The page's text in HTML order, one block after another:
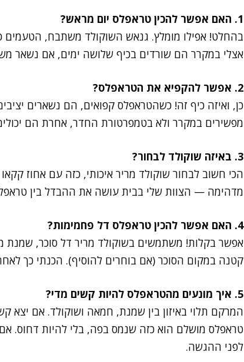
1. האם אפשר להכין טראפלס יום מראש?
בהחלט! אפילו מומלץ. גנאש השוקולד משתבח, הטעמים
אצלי במקרר הם שורדים בכיף שלושה ימים, אם נשאר
2. אפשר להקפיא את הטראפלס?
כן, ואיזה כיף זה! כשהטראפלס קפואים, הם נשארים
מפשירים במקרר ולא בטמפרטורת החדר, אחרת הם
3. באיזה שוקולד לבחור?
מדהימה — הצוות שלי בבית עושה את ההבדל בין
4. האם אפשר להכין טראפלס דל פחמימות?
קטנה במקום הסוכר (אם בוחרים להוסיף). הכנתי כך
5. איך מונעים מהטראפלס להיות קשים מדי?
המרקם תלוי באיזון בין שמנת, חמאה ושוקולד. אם
טראפלס מושלם הוא כזה שנמס בפה, בלי להיות דחוס.
לפני ההגשה.